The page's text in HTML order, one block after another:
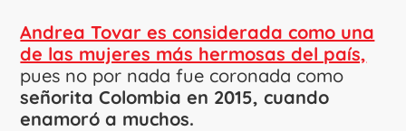
Andrea Tovar es considerada como una
de las mujeres más hermosas del país,
pues no por nada fue coronada como
señorita Colombia en 2015, cuando
enamoró a muchos.